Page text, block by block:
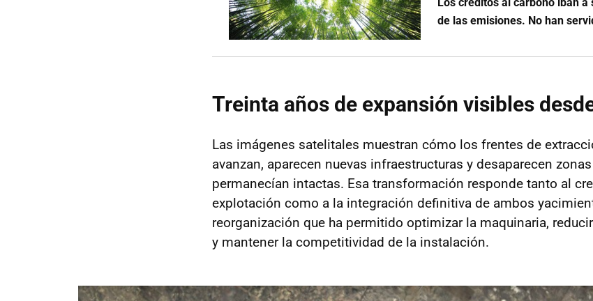
de las emisiones. No han
Treinta años de expansión visibles
Las imágenes satelitales muestran cómo los frentes de
avanzan, aparecen nuevas infraestructuras y desaparecen
permanecían intactas. Esa transformación responde tanto al
explotación como a la integración definitiva de ambos
reorganización que ha permitido optimizar la maquinaria,
y mantener la competitividad de la instalación.